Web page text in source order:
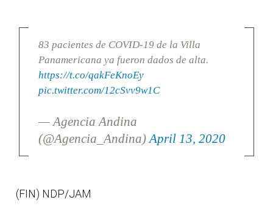
83 pacientes de COVID-19 de la Villa
Panamericana ya fueron dados de alta.
https://t.co/qakFeKnoEy
pic.twitter.com/12cSvv9w1C
— Agencia Andina
(@Agencia_Andina) April 13, 2020
(FIN) NDP/JAM